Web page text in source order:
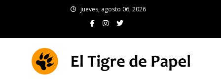
jueves, agosto 06, 2026